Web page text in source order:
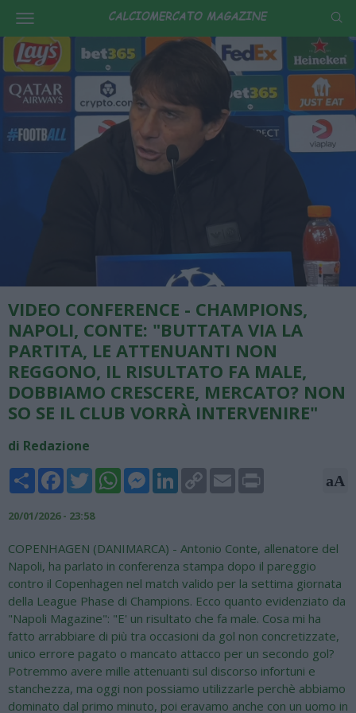
VIDEO CONFERENCE - CHAMPIONS,
NAPOLI, CONTE: "BUTTATA VIA LA
PARTITA, LE ATTENUANTI NON
REGGONO, IL RISULTATO FA MALE,
DOBBIAMO CRESCERE, MERCATO? NON
SO SE IL CLUB VORRÀ INTERVENIRE"
di Redazione
Share FacebookTwitterWhatsAppMessengerLinkedInCopy
Link
Email aA
20/01/2026 - 23:58
COPENHAGEN (DANIMARCA) - Antonio Conte, allenatore del
Napoli, ha parlato in conferenza stampa dopo il pareggio
contro il Copenhagen nel match valido per la settima giornata
della League Phase di Champions. Ecco quanto evidenziato da
"Napoli Magazine": "E' un risultato che fa male. Cosa mi ha
fatto arrabbiare di più tra occasioni da gol non concretizzate,
unico errore pagato o mancato attacco per un secondo gol?
Potremmo avere mille attenuanti sul discorso infortuni e
stanchezza, ma oggi non possiamo utilizzarle perchè abbiamo
dominato dal primo minuto, poi eravamo anche con un uomo in